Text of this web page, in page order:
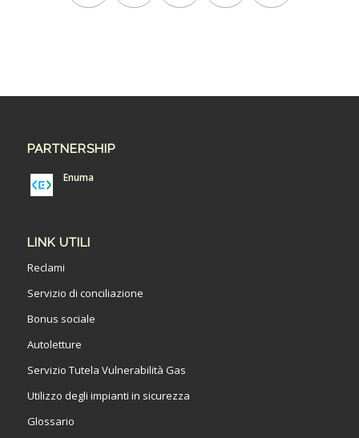
PARTNERSHIP
Enuma
LINK UTILI
Reclami
Servizio di conciliazione
Bonus sociale
Autoletture
Servizio Tutela Vulnerabilità Gas
Utilizzo degli impianti in sicurezza
Glossario